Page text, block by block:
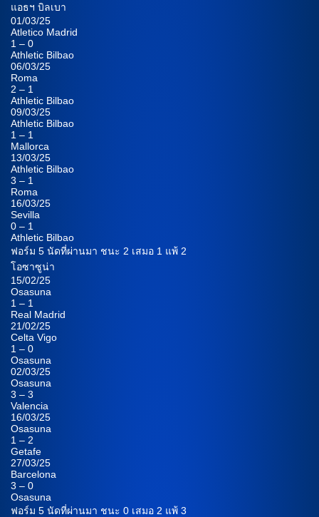
แอธฯ บิลเบา
01/03/25
Atletico Madrid
1 – 0
Athletic Bilbao
06/03/25
Roma
2 – 1
Athletic Bilbao
09/03/25
Athletic Bilbao
1 – 1
Mallorca
13/03/25
Athletic Bilbao
3 – 1
Roma
16/03/25
Sevilla
0 – 1
Athletic Bilbao
ฟอร์ม 5 นัดที่ผ่านมา ชนะ 2 เสมอ 1 แพ้ 2
โอซาซูน่า
15/02/25
Osasuna
1 – 1
Real Madrid
21/02/25
Celta Vigo
1 – 0
Osasuna
02/03/25
Osasuna
3 – 3
Valencia
16/03/25
Osasuna
1 – 2
Getafe
27/03/25
Barcelona
3 – 0
Osasuna
ฟอร์ม 5 นัดที่ผ่านมา ชนะ 0 เสมอ 2 แพ้ 3